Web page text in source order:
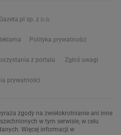
sp. z o.o.
Polityka prywatności
z portalu Zgłoś uwagi
prywatności
zgody na zwielokrotnianie ani inne
w tym serwisie, w celu
Więcej informacji w